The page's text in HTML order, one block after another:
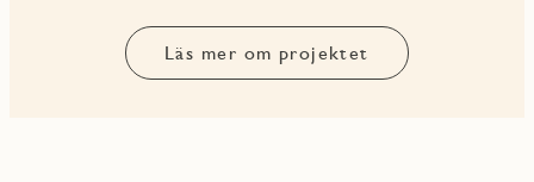
Läs mer om projektet